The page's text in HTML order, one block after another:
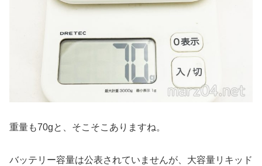
重量も70gと、そこそこありますね。
バッテリー容量は公表されていませんが、大容量リキッド